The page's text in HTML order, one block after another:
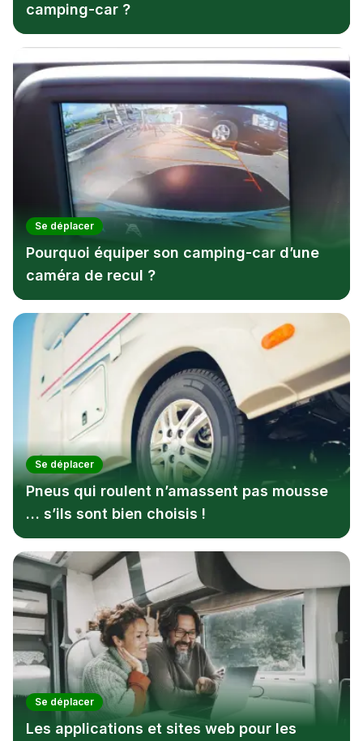
camping-car ?
Se déplacer
Pourquoi équiper son camping-car d’une
caméra de recul ?
Se déplacer
Pneus qui roulent n’amassent pas mousse
… s’ils sont bien choisis !
Se déplacer
Les applications et sites web pour les